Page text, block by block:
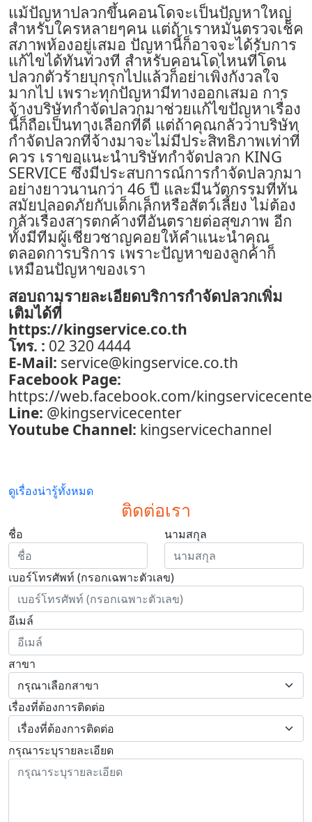
แม้ปัญหาปลวกขึ้นคอนโดจะเป็นปัญหาใหญ่
สำหรับใครหลายๆคน แต่ถ้าเราหมั่นตรวจเช็ค
สภาพห้องอยู่เสมอ ปัญหานี้ก็อาจจะได้รับการ
แก้ไขได้ทันท่วงที สำหรับคอนโดไหนที่โดน
ปลวกตัวร้ายบุกรุกไปแล้วก็อย่าเพิ่งกังวลใจ
มากไป เพราะทุกปัญหามีทางออกเสมอ การ
จ้างบริษัทกำจัดปลวกมาช่วยแก้ไขปัญหาเรื่อง
นี้ก็ถือเป็นทางเลือกที่ดี แต่ถ้าคุณกลัวว่าบริษัท
กำจัดปลวกที่จ้างมาจะไม่มีประสิทธิภาพเท่าที่
ควร เราขอแนะนำบริษัทกำจัดปลวก KING
SERVICE ซึ่งมีประสบการณ์การกำจัดปลวกมา
อย่างยาวนานกว่า 46 ปี และมีนวัตกรรมที่ทัน
สมัยปลอดภัยกับเด็กเล็กหรือสัตว์เลี้ยง ไม่ต้อง
กลัวเรื่องสารตกค้างที่อันตรายต่อสุขภาพ อีก
ทั้งมีทีมผู้เชี่ยวชาญคอยให้คำแนะนำคุณ
ตลอดการบริการ เพราะปัญหาของลูกค้าก็
เหมือนปัญหาของเรา
สอบถามรายละเอียดบริการกำจัดปลวกเพิ่ม
เติมได้ที่
https://kingservice.co.th
โทร. : 02 320 4444
E-Mail: service@kingservice.co.th
Facebook Page:
https://web.facebook.com/
Line: @kingservicecenter
Youtube Channel: kingservicechannel
ดูเรื่องน่ารู้ทั้งหมด
ติดต่อเรา
ชื่อ นามสกุล
เบอร์โทรศัพท์ (กรอกเฉพาะตัวเลข)
อีเมล์
สาขา
เรื่องที่ต้องการติดต่อ
กรุณาระบุรายละเอียด